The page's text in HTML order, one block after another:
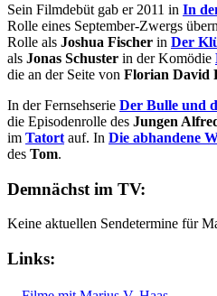
Sein Filmdebüt gab er 2011 in In
Rolle eines September-Zwergs
Rolle als Joshua Fischer in Der
als Jonas Schuster in der Komödie
die an der Seite von Florian David
In der Fernsehserie Der Bulle und
die Episodenrolle des Jungen
im Tatort auf. In Die abhandene
des Tom.
Demnächst im TV:
Keine aktuellen Sendetermine für
Links: